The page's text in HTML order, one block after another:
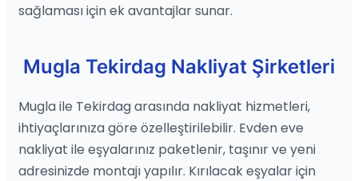
sağlaması için ek avantajlar sunar.
Mugla Tekirdag Nakliyat Şirketleri
Mugla ile Tekirdag arasında nakliyat hizmetleri,
ihtiyaçlarınıza göre özelleştirilebilir. Evden eve
nakliyat ile eşyalarınız paketlenir, taşınır ve yeni
adresinizde montajı yapılır. Kırılacak eşyalar için